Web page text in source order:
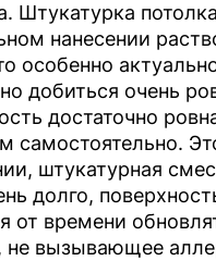
Штукатурка
нанесении
особенно
добиться очень
достаточно
самостоятельно.
штукатурная
долго,
от времени
не вызывающее